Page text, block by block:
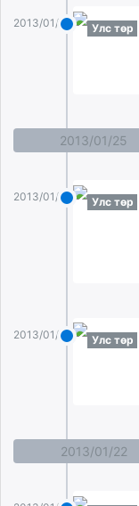
2013/01/27 Улс төр
2013/01/25
2013/01/25 Улс төр
2013/01/25 Улс төр
2013/01/22